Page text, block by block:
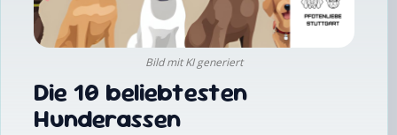
Bild mit KI generiert
Die 10 beliebtesten
Hunderassen